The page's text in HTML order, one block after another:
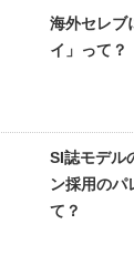
海外セレブ
イ」って？
SI誌モデル
ン採用のパ
て？